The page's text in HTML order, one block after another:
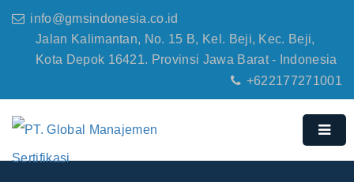
info@gmsindonesia.co.id
Jalan Kalimantan, No. 15 B, Kel. Beji, Kec. Beji,
Kota Depok 16421. Provinsi Jawa Barat - Indonesia
+622177271001